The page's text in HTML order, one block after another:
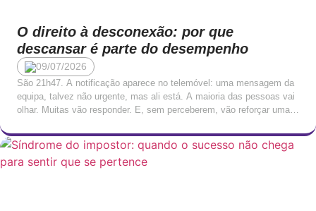
O direito à desconexão: por que
descansar é parte do desempenho
09/07/2026
São 21h47. A notificação aparece no telemóvel: uma mensagem da
equipa, talvez não urgente, mas ali está. A maioria das pessoas vai
olhar. Muitas vão responder. E, sem perceberem, vão reforçar uma
torna mais silencioso. Esta disponibilidade permanente tornou-se,
para muitos profissionais, tão normalizada que deixou […]